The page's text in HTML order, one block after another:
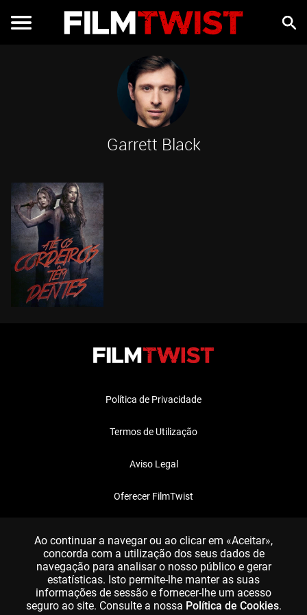
Garrett Black
Política de Privacidade
Termos de Utilização
Aviso Legal
Oferecer FilmTwist
Ao continuar a navegar ou ao clicar em «Aceitar»,
concorda com a utilização dos seus dados de
navegação para analisar o nosso público e gerar
estatísticas. Isto permite-lhe manter as suas
informações de sessão e fornecer-lhe um acesso
seguro ao site. Consulte a nossa Política de Cookies.